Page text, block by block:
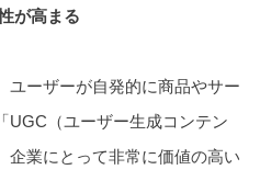
が高まる
ユーザーが自発的に商品やサー
UGC（ユーザー生成コンテン
企業にとって非常に価値の高い